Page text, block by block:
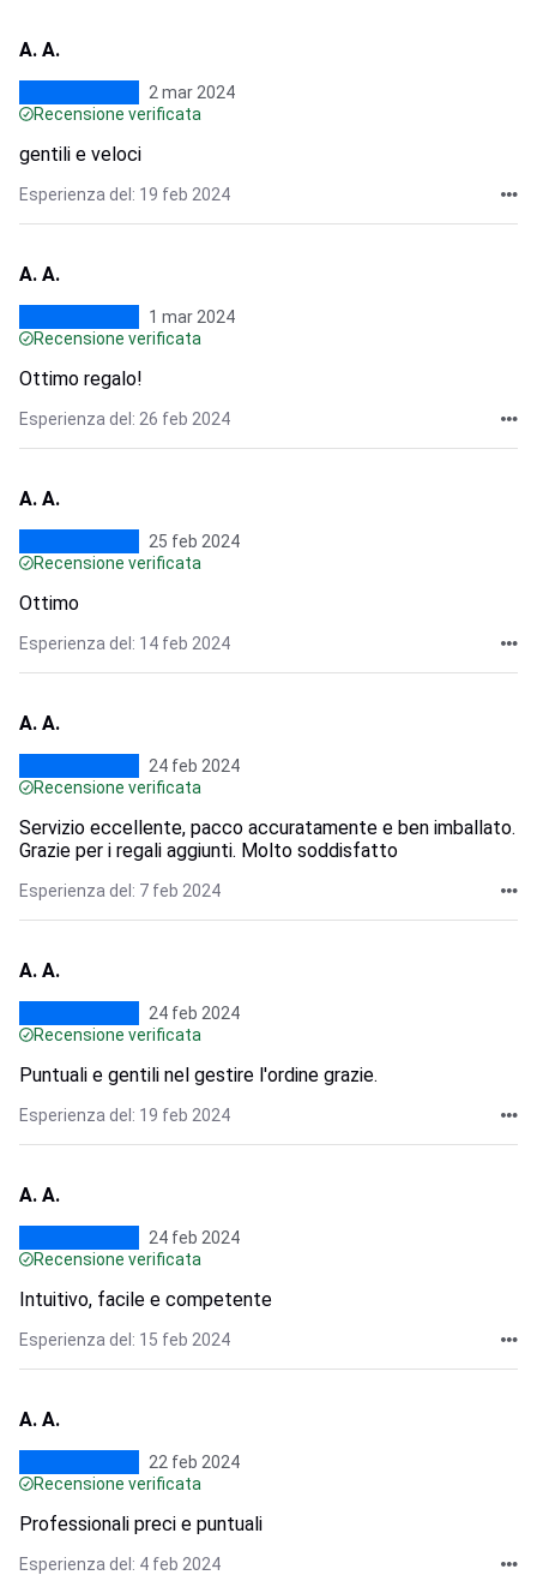
A. A.
2 mar 2024
Recensione verificata
gentili e veloci
Esperienza del: 19 feb 2024
A. A.
1 mar 2024
Recensione verificata
Ottimo regalo!
Esperienza del: 26 feb 2024
A. A.
25 feb 2024
Recensione verificata
Ottimo
Esperienza del: 14 feb 2024
A. A.
24 feb 2024
Recensione verificata
Servizio eccellente, pacco accuratamente e ben imballato.
Grazie per i regali aggiunti. Molto soddisfatto
Esperienza del: 7 feb 2024
A. A.
24 feb 2024
Recensione verificata
Puntuali e gentili nel gestire l'ordine grazie.
Esperienza del: 19 feb 2024
A. A.
24 feb 2024
Recensione verificata
Intuitivo, facile e competente
Esperienza del: 15 feb 2024
A. A.
22 feb 2024
Recensione verificata
Professionali preci e puntuali
Esperienza del: 4 feb 2024